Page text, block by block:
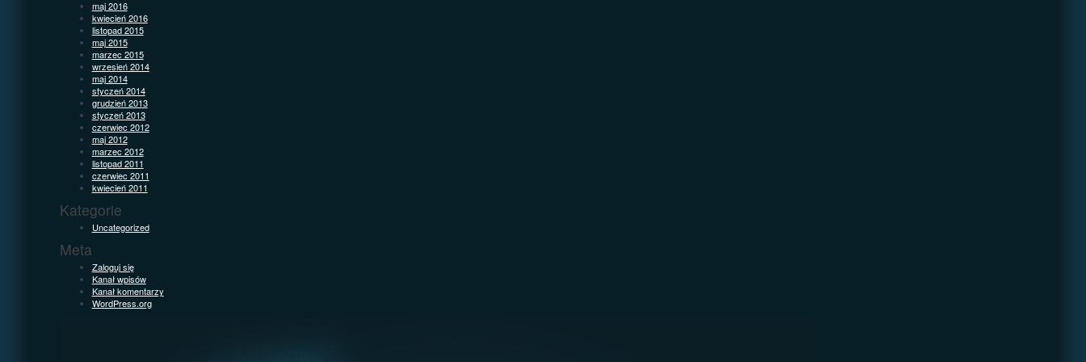
maj 2016
kwiecień 2016
listopad 2015
maj 2015
marzec 2015
wrzesień 2014
maj 2014
styczeń 2014
grudzień 2013
styczeń 2013
czerwiec 2012
maj 2012
marzec 2012
listopad 2011
czerwiec 2011
kwiecień 2011
Kategorie
Uncategorized
Meta
Zaloguj się
Kanał wpisów
Kanał komentarzy
WordPress.org